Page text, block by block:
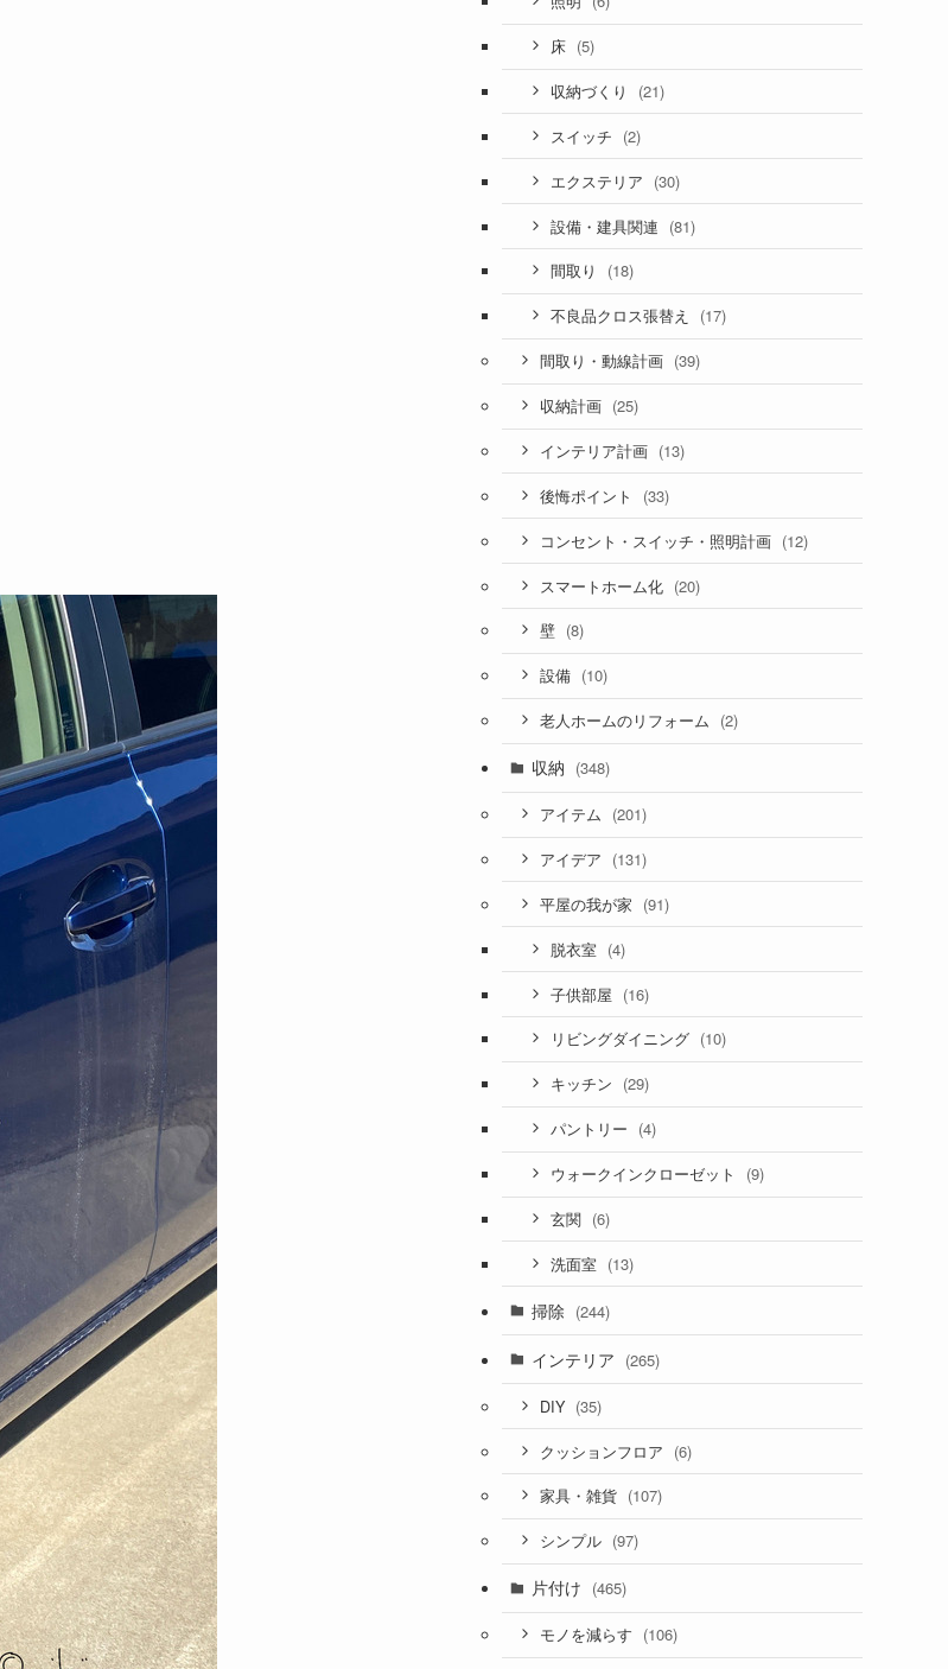
床 (5)
収納づくり (21)
スイッチ (2)
エクステリア (30)
設備・建具関連 (81)
間取り (18)
不良品クロス張替え (17)
間取り・動線計画 (39)
収納計画 (25)
インテリア計画 (13)
後悔ポイント (33)
コンセント・スイッチ・照明計画 (12)
スマートホーム化 (20)
壁 (8)
設備 (10)
老人ホームのリフォーム (2)
収納 (348)
アイテム (201)
アイデア (131)
平屋の我が家 (91)
脱衣室 (4)
子供部屋 (16)
リビングダイニング (10)
キッチン (29)
パントリー (4)
ウォークインクローゼット (9)
玄関 (6)
洗面室 (13)
掃除 (244)
インテリア (265)
DIY (35)
クッションフロア (6)
家具・雑貨 (107)
シンプル (97)
片付け (465)
モノを減らす (106)